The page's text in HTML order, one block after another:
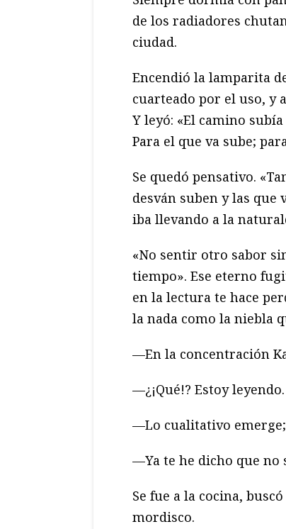
de los radiadores
ciudad.
Encendió la lamparita
cuarteado por el uso, y
Y leyó: «El camino
Para el que va sube;
Se quedó pensativo.
desván suben y las que
iba llevando a la
«No sentir otro sabor
tiempo». Ese eterno
en la lectura te hace
la nada como la niebla
—En la concentración
—¿¡Qué!? Estoy
—Lo cualitativo
—Ya te he dicho que no
Se fue a la cocina,
mordisco.